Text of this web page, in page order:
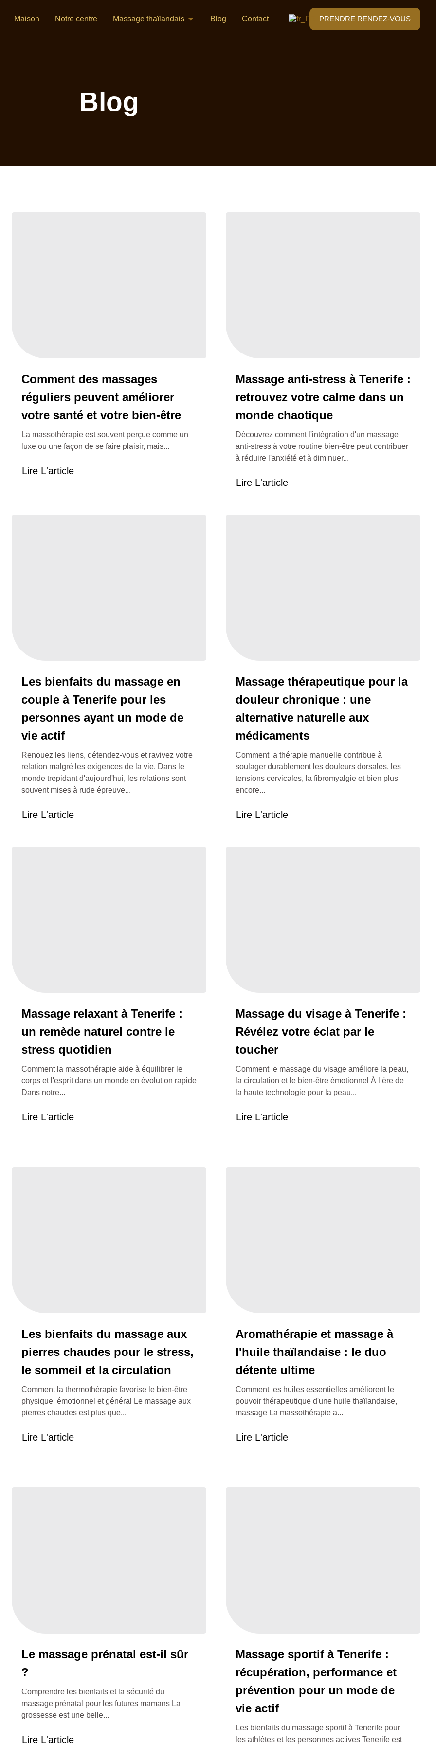
Maison Notre centre Massage thaïlandais Blog Contact PRENDRE RENDEZ-VOUS
Blog
Comment des massages
réguliers peuvent améliorer
votre santé et votre bien-être
La massothérapie est souvent perçue comme un
luxe ou une façon de se faire plaisir, mais...
Lire L'article
Massage anti-stress à Tenerife :
retrouvez votre calme dans un
monde chaotique
Découvrez comment l'intégration d'un massage
anti-stress à votre routine bien-être peut contribuer
à réduire l'anxiété et à diminuer...
Lire L'article
Les bienfaits du massage en
couple à Tenerife pour les
personnes ayant un mode de
vie actif
Renouez les liens, détendez-vous et ravivez votre
relation malgré les exigences de la vie. Dans le
monde trépidant d'aujourd'hui, les relations sont
souvent mises à rude épreuve...
Lire L'article
Massage thérapeutique pour la
douleur chronique : une
alternative naturelle aux
médicaments
Comment la thérapie manuelle contribue à
soulager durablement les douleurs dorsales, les
tensions cervicales, la fibromyalgie et bien plus
encore...
Lire L'article
Massage relaxant à Tenerife :
un remède naturel contre le
stress quotidien
Comment la massothérapie aide à équilibrer le
corps et l'esprit dans un monde en évolution rapide
Dans notre...
Lire L'article
Massage du visage à Tenerife :
Révélez votre éclat par le
toucher
Comment le massage du visage améliore la peau,
la circulation et le bien-être émotionnel À l’ère de
la haute technologie pour la peau...
Lire L'article
Les bienfaits du massage aux
pierres chaudes pour le stress,
le sommeil et la circulation
Comment la thermothérapie favorise le bien-être
physique, émotionnel et général Le massage aux
pierres chaudes est plus que...
Lire L'article
Aromathérapie et massage à
l'huile thaïlandaise : le duo
détente ultime
Comment les huiles essentielles améliorent le
pouvoir thérapeutique d'une huile thaïlandaise,
massage La massothérapie a...
Lire L'article
Le massage prénatal est-il sûr
?
Comprendre les bienfaits et la sécurité du
massage prénatal pour les futures mamans La
grossesse est une belle...
Lire L'article
Massage sportif à Tenerife :
récupération, performance et
prévention pour un mode de
vie actif
Les bienfaits du massage sportif à Tenerife pour
les athlètes et les personnes actives Tenerife est